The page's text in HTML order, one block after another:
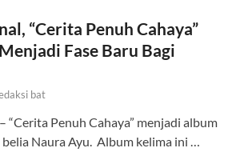
“Cerita Penuh Cahaya”
Fase Baru Bagi
bat
“Cerita Penuh Cahaya” menjadi album
Naura Ayu. Album kelima ini …